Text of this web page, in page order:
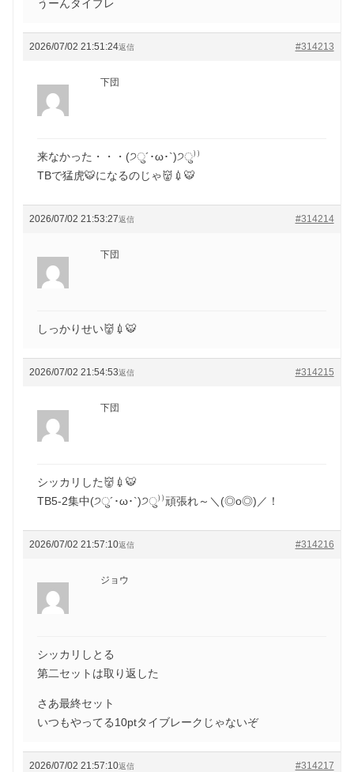
うーんタイブレ
2026/07/02 21:51:24 #314213
返信
下団
来なかった・・・(੭ु´･ω･`)੭ु⁾⁾
TBで猛虎🐯になるのじゃ👹💉🐯
2026/07/02 21:53:27 #314214
返信
下団
しっかりせい👹💉🐯
2026/07/02 21:54:53 #314215
返信
下団
シッカリした👹💉🐯
TB5-2集中(੭ु´･ω･`)੭ु⁾⁾頑張れ～＼(◎o◎)／！
2026/07/02 21:57:10 #314216
返信
ジョウ
シッカリしとる
第二セットは取り返した
さあ最終セット
いつもやってる10ptタイブレークじゃないぞ
2026/07/02 21:57:10 #314217
返信